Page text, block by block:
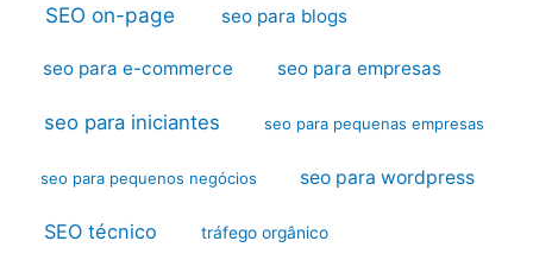
SEO on-page seo para blogs
seo para e-commerce seo para empresas
seo para iniciantes seo para pequenas empresas
seo para pequenos negócios seo para wordpress
SEO técnico tráfego orgânico